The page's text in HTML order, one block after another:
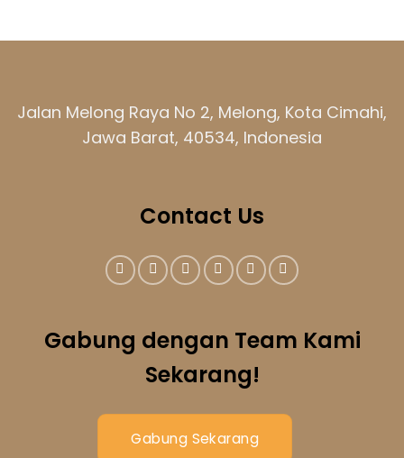
Jalan Melong Raya No 2, Melong, Kota Cimahi,
Jawa Barat, 40534, Indonesia
Contact Us
Gabung dengan Team Kami
Sekarang!
Gabung Sekarang